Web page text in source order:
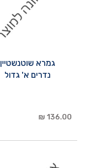
גמרא שוטנשטיין
נדרים א' גדול
136.00 ₪